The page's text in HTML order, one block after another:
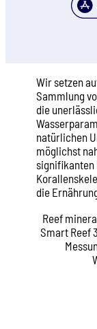
Wir setzen
Sammlung
die
natürlichen
möglichst
signifikanten
die
Reef
Smart Reef